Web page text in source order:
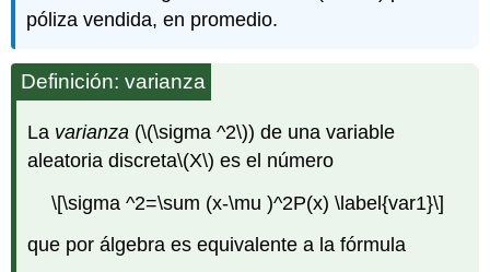
póliza vendida, en promedio.
Definición: varianza
La varianza (\(\sigma ^2\)) de una variable
aleatoria discreta\(X\) es el número
\[\sigma ^2=\sum (x-\mu )^2P(x) \label{var1}\]
que por álgebra es equivalente a la fórmula